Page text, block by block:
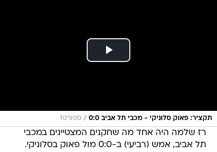
תקציר: פאוק סלוניקי - מכבי תל אביב 0:0 / ספורט1
רז שלמה היה אחד מה שחקנים המצטיינים במכבי
תל אביב, אמש (רביעי) ב-0:0 מול פאוק בסלוניקי.